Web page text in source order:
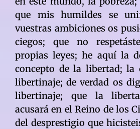
que mis humildes se
vuestras ambiciones os
ciegos; que no
propias leyes; he aquí la
concepto de la libertad; la
libertinaje; de verdad os
libertinaje; que la
acusará en el Reino de los
del desprestigio que